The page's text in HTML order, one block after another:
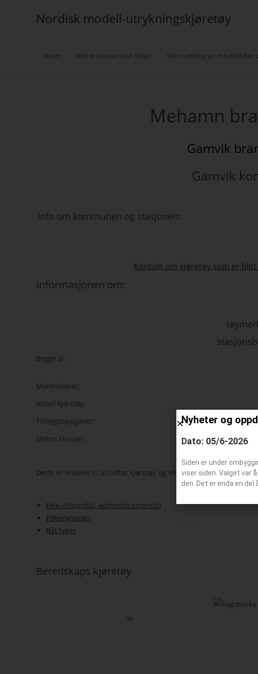
Nordisk modell-utrykningskjøretøy
Hjem Min intresse med siden Min samling av modellbiler
Mehamn
Gamvik
Gamvik
Info om kommunen og stasjonen:
Kontakt om kjøretøy som er
Informasjonen om:
Bygge år:
Mannskaper:
Antall kjøretøy:
Tilleggsoppgaver:
Status stasjon:
Dette er linkene til utskiftet kjøretøy og veteranbiler for denne
Feie-/tilsynsbil, Administrasjonsbil
Påhengsvogn
Båt typer
Beredskaps kjøretøy
xx
Nyheter og
Dato: 05/6-2026
Siden er under
viser siden. Valget var
den. Det er enda en del